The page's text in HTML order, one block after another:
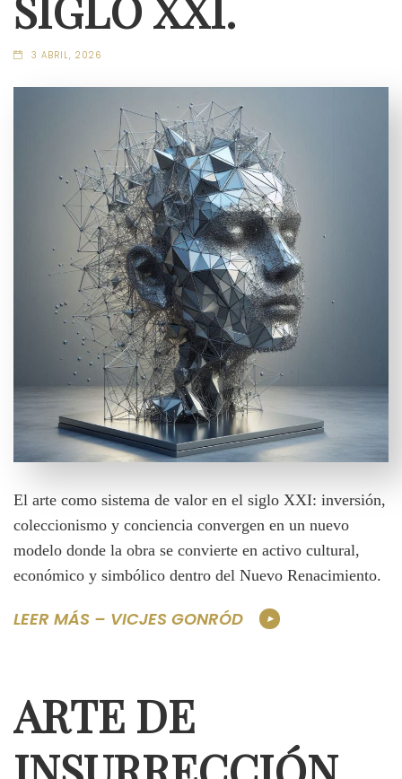
3 ABRIL, 2026
El arte como sistema de valor en el siglo XXI: inversión,
coleccionismo y conciencia convergen en un nuevo
modelo donde la obra se convierte en activo cultural,
económico y simbólico dentro del Nuevo Renacimiento.
LEER MÁS – VICJES GONRÓD
ARTE DE